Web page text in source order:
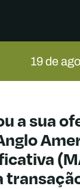
19 de
a sua